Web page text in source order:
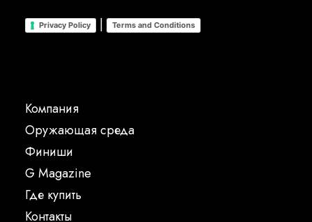
Privacy Policy | Terms and Conditions
Компания
Oружающая среда
Финиши
G Magazine
Где купить
Контакты